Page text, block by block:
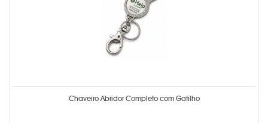
Chaveiro Abridor Completo com Gatilho